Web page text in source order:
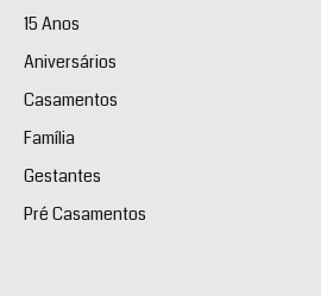
15 Anos
Aniversários
Casamentos
Família
Gestantes
Pré Casamentos